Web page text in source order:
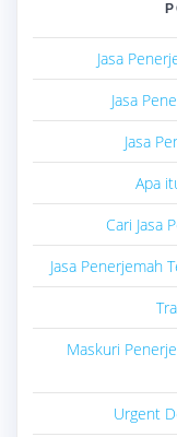
Jasa
Jasa
Jasa
Apa
Cari Jasa
Jasa Penerjemah
Maskuri
Urgent